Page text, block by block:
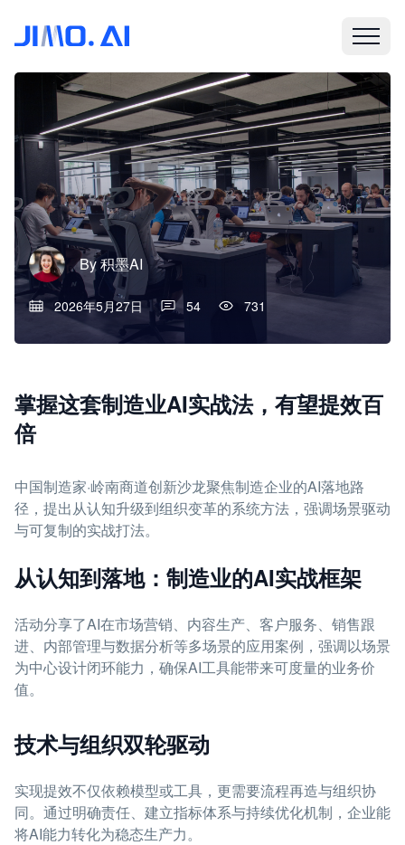
By积墨AI
2026年5月27日 54 731
掌握这套制造业AI实战法，有望提效百
倍
中国制造家·岭南商道创新沙龙聚焦制造企业的AI落地路
径，提出从认知升级到组织变革的系统方法，强调场景驱动
与可复制的实战打法。
从认知到落地：制造业的AI实战框架
活动分享了AI在市场营销、内容生产、客户服务、销售跟
进、内部管理与数据分析等多场景的应用案例，强调以场景
为中心设计闭环能力，确保AI工具能带来可度量的业务价
值。
技术与组织双轮驱动
实现提效不仅依赖模型或工具，更需要流程再造与组织协
同。通过明确责任、建立指标体系与持续优化机制，企业能
将AI能力转化为稳态生产力。